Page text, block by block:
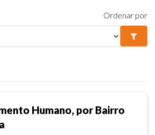
Ordenar por
Humano, por Bairro